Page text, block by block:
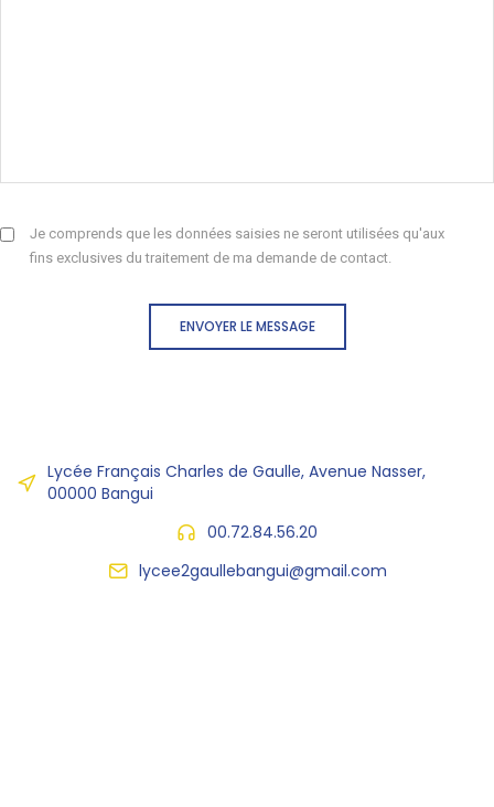
Je comprends que les données saisies ne seront utilisées qu'aux
fins exclusives du traitement de ma demande de contact.
ENVOYER LE MESSAGE
Lycée Français Charles de Gaulle, Avenue Nasser,
00000 Bangui
00.72.84.56.20
lycee2gaullebangui@gmail.com